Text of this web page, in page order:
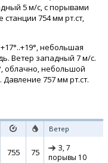
5 м/с, с порывами
754 мм рт.ст,
небольшая
Ветер западный 7 м/с.
облачно, небольшой
757 мм рт.ст.
Ветер
755 75 З, 7
порывы 10